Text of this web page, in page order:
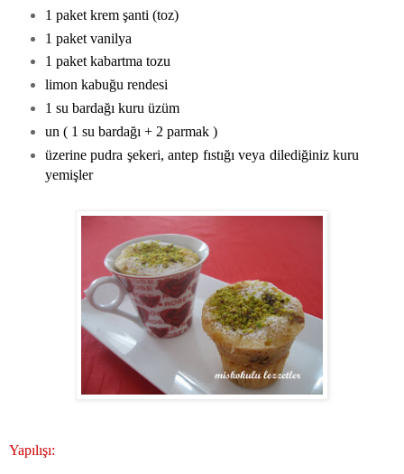
1 paket krem şanti (toz)
1 paket vanilya
1 paket kabartma tozu
limon kabuğu rendesi
1 su bardağı kuru üzüm
un ( 1 su bardağı + 2 parmak )
üzerine pudra şekeri, antep fıstığı veya dilediğiniz kuru
yemişler
Yapılışı: